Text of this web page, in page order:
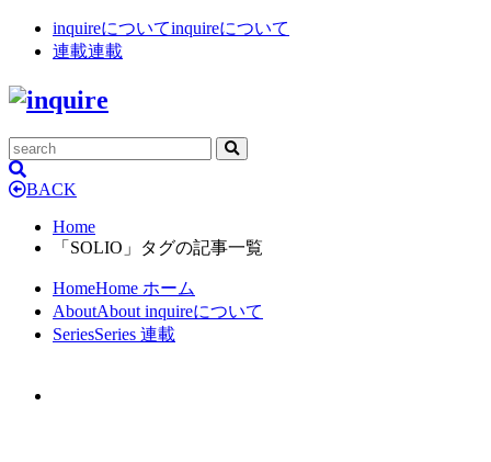
inquireについてinquireについて
連載連載
BACK
Home
「SOLIO」タグの記事一覧
HomeHome ホーム
AboutAbout inquireについて
SeriesSeries 連載